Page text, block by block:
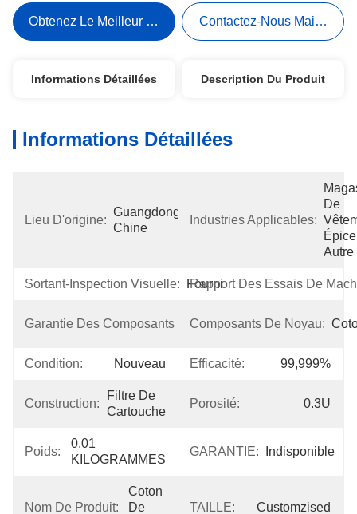
Obtenez Le Meilleur Prix Contactez-Nous Maintenant
Informations Détaillées Description Du Produit
Informations Détaillées
Lieu D'origine:
Guangdong,
Chine
Industries Applicables:
De
Autre
Sortant-Inspection Visuelle: Fourni
Rapport Des Essais De
Garantie Des Composants De Noyau:
Ans
Composants De Noyau:
Condition: Nouveau Efficacité: 99,999%
Construction:
Filtre De
Cartouche
Porosité: 0.3U
Poids:
0,01
KILOGRAMMES
GARANTIE: Indisponible
Nom De Produit:
Coton
De
TAILLE: Customzised